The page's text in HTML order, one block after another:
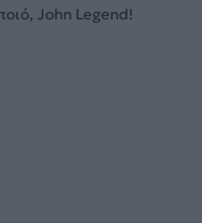
John Legend!